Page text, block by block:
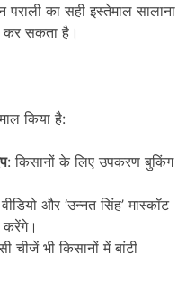
का सही इस्तेमाल सालाना
कर सकता है।
किया है:
: किसानों के लिए उपकरण बुकिंग
और ‘उन्नत सिंह’ मास्कॉट
करेंगे।
भी किसानों में बांटी